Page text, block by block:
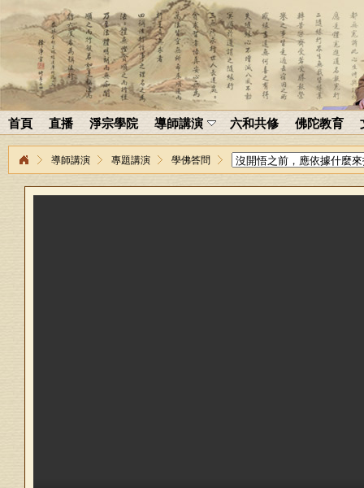
首頁 直播 淨宗學院 導師講演 六和共修 佛陀教育
導師講演 專題講演 學佛答問